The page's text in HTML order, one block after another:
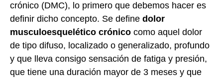
crónico (DMC), lo primero que debemos hacer es
definir dicho concepto. Se define dolor
musculoesquelético crónico como aquel dolor
de tipo difuso, localizado o generalizado, profundo
y que lleva consigo sensación de fatiga y presión,
que tiene una duración mayor de 3 meses y que